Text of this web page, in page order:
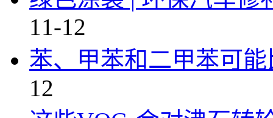
11-12
苯、甲苯和二甲苯可
12